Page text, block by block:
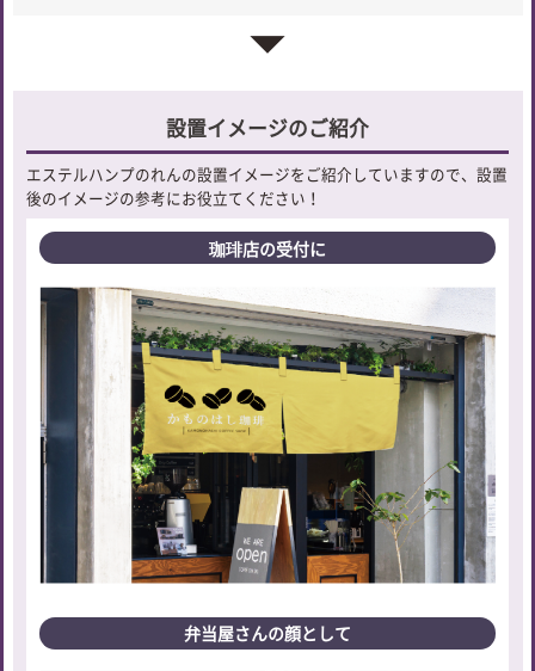
arrow_drop_down
設置イメージのご紹介
エステルハンプのれんの設置イメージをご紹介していますので、設置
後のイメージの参考にお役立てください！
珈琲店の受付に
弁当屋さんの顔として